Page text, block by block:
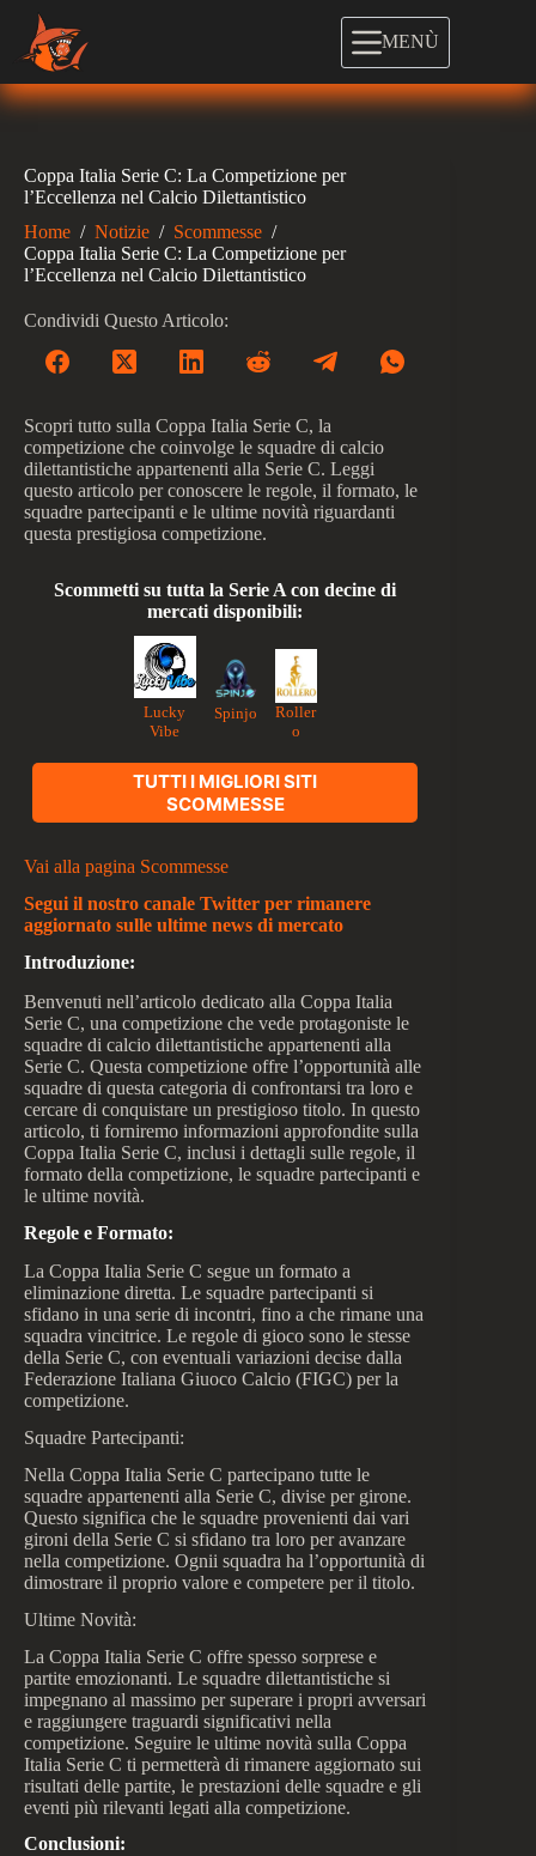
contenuto
MENÙ
Coppa Italia Serie C: La Competizione per
l’Eccellenza nel Calcio Dilettantistico
Home / Notizie / Scommesse /
Coppa Italia Serie C: La Competizione per
l’Eccellenza nel Calcio Dilettantistico
Condividi Questo Articolo:
Scopri tutto sulla Coppa Italia Serie C, la
competizione che coinvolge le squadre di calcio
dilettantistiche appartenenti alla Serie C. Leggi
questo articolo per conoscere le regole, il formato, le
squadre partecipanti e le ultime novità riguardanti
questa prestigiosa competizione.
Scommetti su tutta la Serie A con decine di
mercati disponibili:
Lucky
Vibe
Spinjo
Roller
o
TUTTI I MIGLIORI SITI
SCOMMESSE
Vai alla pagina Scommesse
Segui il nostro canale Twitter per rimanere
aggiornato sulle ultime news di mercato
Introduzione:
Benvenuti nell’articolo dedicato alla Coppa Italia
Serie C, una competizione che vede protagoniste le
squadre di calcio dilettantistiche appartenenti alla
Serie C. Questa competizione offre l’opportunità alle
squadre di questa categoria di confrontarsi tra loro e
cercare di conquistare un prestigioso titolo. In questo
articolo, ti forniremo informazioni approfondite sulla
Coppa Italia Serie C, inclusi i dettagli sulle regole, il
formato della competizione, le squadre partecipanti e
le ultime novità.
Regole e Formato:
La Coppa Italia Serie C segue un formato a
eliminazione diretta. Le squadre partecipanti si
sfidano in una serie di incontri, fino a che rimane una
squadra vincitrice. Le regole di gioco sono le stesse
della Serie C, con eventuali variazioni decise dalla
Federazione Italiana Giuoco Calcio (FIGC) per la
competizione.
Squadre Partecipanti:
Nella Coppa Italia Serie C partecipano tutte le
squadre appartenenti alla Serie C, divise per girone.
Questo significa che le squadre provenienti dai vari
gironi della Serie C si sfidano tra loro per avanzare
nella competizione. Ognii squadra ha l’opportunità di
dimostrare il proprio valore e competere per il titolo.
Ultime Novità:
La Coppa Italia Serie C offre spesso sorprese e
partite emozionanti. Le squadre dilettantistiche si
impegnano al massimo per superare i propri avversari
e raggiungere traguardi significativi nella
competizione. Seguire le ultime novità sulla Coppa
Italia Serie C ti permetterà di rimanere aggiornato sui
risultati delle partite, le prestazioni delle squadre e gli
eventi più rilevanti legati alla competizione.
Conclusioni: